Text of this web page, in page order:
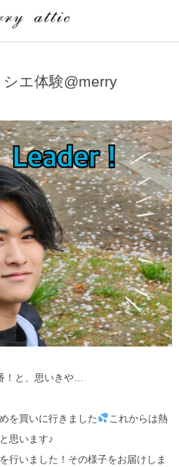
エ体験@merry
！と、思いきや…
を買いに行きました
これからは熱
思います♪
行いました！その様子をお届けしま